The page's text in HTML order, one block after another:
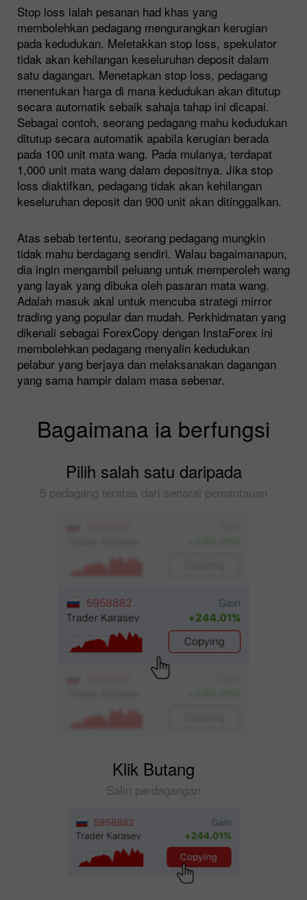
Stop loss ialah pesanan had khas yang
membolehkan pedagang mengurangkan kerugian
pada kedudukan. Meletakkan stop loss, spekulator
tidak akan kehilangan keseluruhan deposit dalam
satu dagangan. Menetapkan stop loss, pedagang
menentukan harga di mana kedudukan akan ditutup
secara automatik sebaik sahaja tahap ini dicapai.
Sebagai contoh, seorang pedagang mahu kedudukan
ditutup secara automatik apabila kerugian berada
pada 100 unit mata wang. Pada mulanya, terdapat
1,000 unit mata wang dalam depositnya. Jika stop
loss diaktifkan, pedagang tidak akan kehilangan
keseluruhan deposit dan 900 unit akan ditinggalkan.
Atas sebab tertentu, seorang pedagang mungkin
tidak mahu berdagang sendiri. Walau bagaimanapun,
dia ingin mengambil peluang untuk memperoleh wang
yang layak yang dibuka oleh pasaran mata wang.
Adalah masuk akal untuk mencuba strategi mirror
trading yang popular dan mudah. Perkhidmatan yang
dikenali sebagai ForexCopy dengan InstaForex ini
membolehkan pedagang menyalin kedudukan
pelabur yang berjaya dan melaksanakan dagangan
yang sama hampir dalam masa sebenar.
Bagaimana ia berfungsi
Pilih salah satu daripada
5 pedagang teratas dari senarai pemantauan
Klik Butang
Salin perdagangan